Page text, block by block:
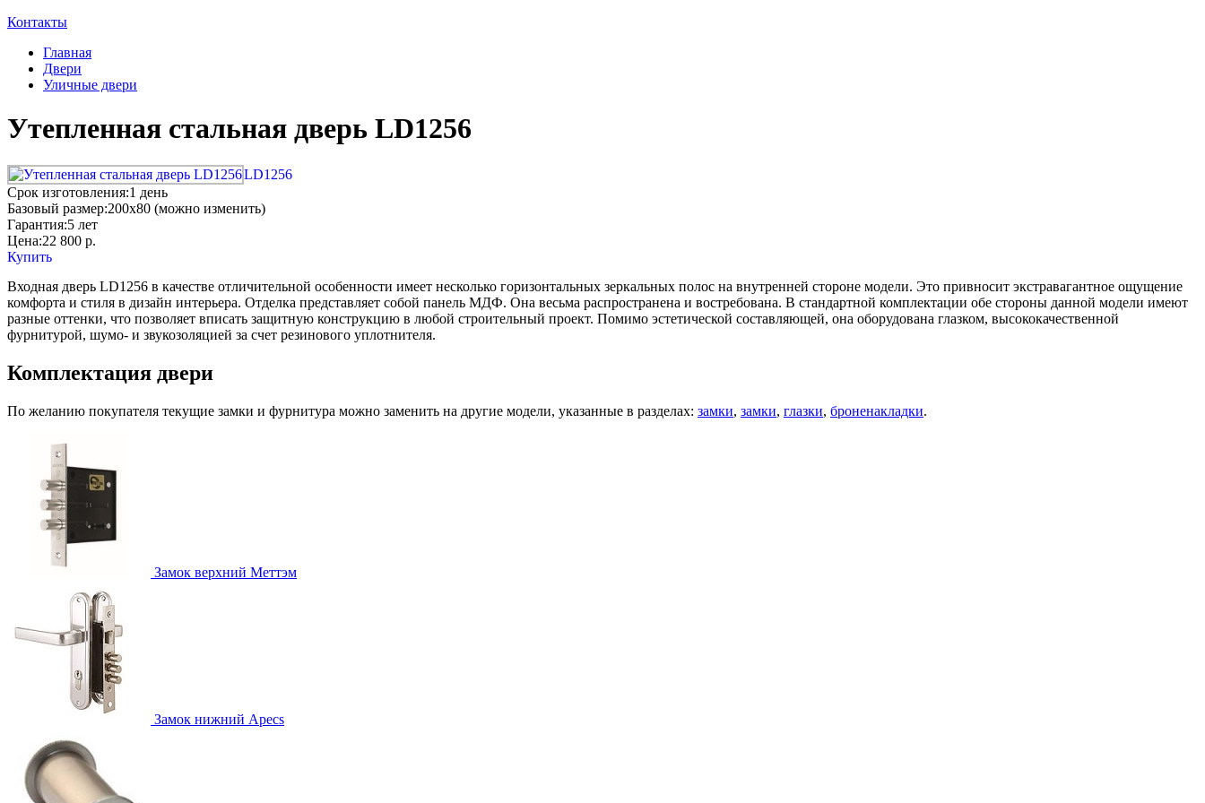
Контакты
Главная
Двери
Уличные двери
Утепленная стальная дверь LD1256
LD1256
Срок изготовления:1 день
Базовый размер:200x80 (можно изменить)
Гарантия:5 лет
Цена:22 800 р.
Купить
Входная дверь LD1256 в качестве отличительной особенности имеет несколько горизонтальных зеркальных полос на внутренней стороне модели. Это привносит экстравагантное ощущение
комфорта и стиля в дизайн интерьера. Отделка представляет собой панель МДФ. Она весьма распространена и востребована. В стандартной комплектации обе стороны данной модели имеют
разные оттенки, что позволяет вписать защитную конструкцию в любой строительный проект. Помимо эстетической составляющей, она оборудована глазком, высококачественной
фурнитурой, шумо- и звукозоляцией за счет резинового уплотнителя.
Комплектация двери
По желанию покупателя текущие замки и фурнитура можно заменить на другие модели, указанные в разделах: замки, замки, глазки, броненакладки.
Замок верхний Меттэм
Замок нижний Apecs